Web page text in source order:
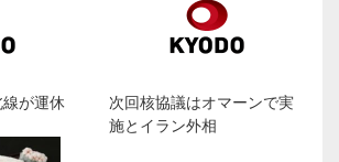
が運休
次回核協議はオマーンで実
施とイラン外相